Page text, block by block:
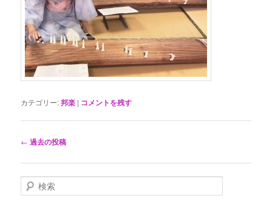
カテゴリー:邦楽 | コメントを残す
投
ナ
ビ
ゲ
← 過去の投稿
検
索